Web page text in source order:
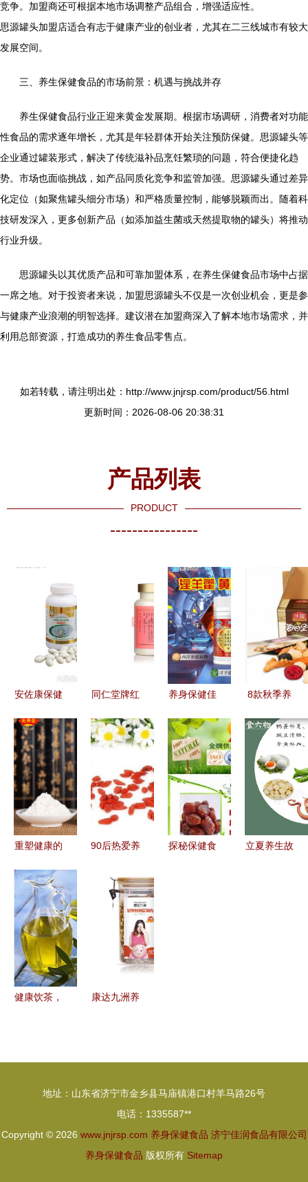
竞争。加盟商还可根据本地市场调整产品组合，增强适应性。
思源罐头加盟店适合有志于健康产业的创业者，尤其在二三线城市有较大
发展空间。
三、养生保健食品的市场前景：机遇与挑战并存
养生保健食品行业正迎来黄金发展期。根据市场调研，消费者对功能
性食品的需求逐年增长，尤其是年轻群体开始关注预防保健。思源罐头等
企业通过罐装形式，解决了传统滋补品烹饪繁琐的问题，符合便捷化趋
势。市场也面临挑战，如产品同质化竞争和监管加强。思源罐头通过差异
化定位（如聚焦罐头细分市场）和严格质量控制，能够脱颖而出。随着科
技研发深入，更多创新产品（如添加益生菌或天然提取物的罐头）将推动
行业升级。
思源罐头以其优质产品和可靠加盟体系，在养生保健食品市场中占据
一席之地。对于投资者来说，加盟思源罐头不仅是一次创业机会，更是参
与健康产业浪潮的明智选择。建议潜在加盟商深入了解本地市场需求，并
利用总部资源，打造成功的养生食品零售点。
如若转载，请注明出处：http://www.jnjrsp.com/product/56.html
更新时间：2026-08-06 20:38:31
产品列表
PRODUCT
----------------
安佐康保健
美国莱蒂菲
的厦门养生
佳品
同仁堂牌红
明书——科
九调理之选
养身保健佳
羊藿西洋参
黄芪胶囊的
魅力
8款秋季养
荐，助你养
身保健过金
秋
重塑健康的
堂纯天然山
药粉
（2015爆
款）——超
细研磨、五
谷融合的养
90后热爱养
品消费迎来
新生代
探秘保健食
立夏养生故
健康饮茶，
康达九洲养
地址：山东省济宁市金乡县马庙镇港口村羊马路26号
电话：1335587**
Copyright © 2026 www.jnjrsp.com 养身保健食品 济宁佳润食品有限公司
养身保健食品 版权所有 Sitemap